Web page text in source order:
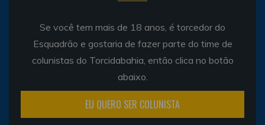
Se você tem mais de 18 anos, é torcedor do
Esquadrão e gostaria de fazer parte do time de
colunistas do Torcidabahia, então clica no botão
abaixo.
EU QUERO SER COLUNISTA